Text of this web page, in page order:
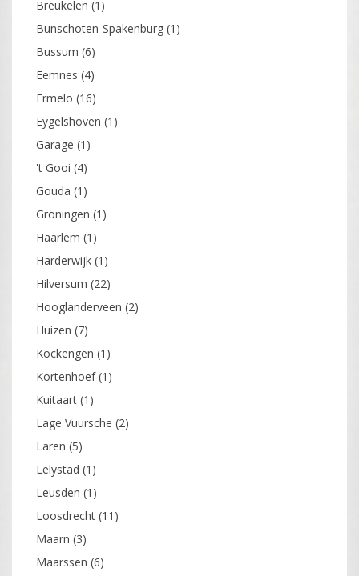
Breukelen (1)
Bunschoten-Spakenburg (1)
Bussum (6)
Eemnes (4)
Ermelo (16)
Eygelshoven (1)
Garage (1)
't Gooi (4)
Gouda (1)
Groningen (1)
Haarlem (1)
Harderwijk (1)
Hilversum (22)
Hooglanderveen (2)
Huizen (7)
Kockengen (1)
Kortenhoef(1)
Kuitaart (1)
Lage Vuursche (2)
Laren (5)
Lelystad (1)
Leusden (1)
Loosdrecht (11)
Maarn (3)
Maarssen (6)